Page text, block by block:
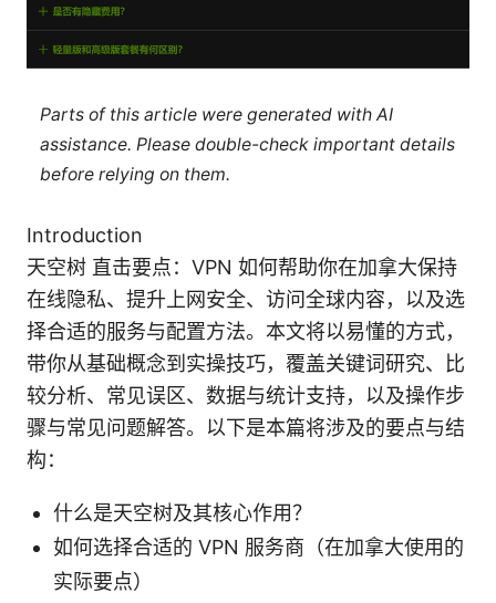
Parts of this article were generated with AI
assistance. Please double-check important details
before relying on them.
Introduction
天空树 直击要点：VPN 如何帮助你在加拿大保持
在线隐私、提升上网安全、访问全球内容，以及选
择合适的服务与配置方法。本文将以易懂的方式，
带你从基础概念到实操技巧，覆盖关键词研究、比
较分析、常见误区、数据与统计支持，以及操作步
骤与常见问题解答。以下是本篇将涉及的要点与结
构：
什么是天空树及其核心作用？
如何选择合适的 VPN 服务商（在加拿大使用的
实际要点）